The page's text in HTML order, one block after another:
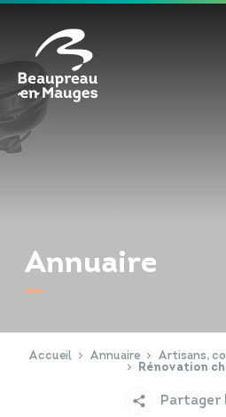
Annuaire
Accueil Annuaire
Artisans,
Rénovation
Partager
Cookies management panel